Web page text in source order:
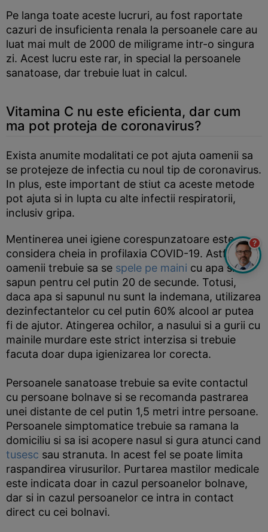
Pe langa toate aceste lucruri, au fost raportate
cazuri de insuficienta renala la persoanele care au
luat mai mult de 2000 de miligrame intr-o singura
zi. Acest lucru este rar, in special la persoanele
sanatoase, dar trebuie luat in calcul.
Vitamina C nu este eficienta, dar cum
ma pot proteja de coronavirus?
Exista anumite modalitati ce pot ajuta oamenii sa
se protejeze de infectia cu noul tip de coronavirus.
In plus, este important de stiut ca aceste metode
pot ajuta si in lupta cu alte infectii respiratorii,
inclusiv gripa.
Mentinerea unei igiene corespunzatoare este
considera cheia in profilaxia COVID-19. Astfel,
oamenii trebuie sa se spele pe maini cu apa si
sapun pentru cel putin 20 de secunde. Totusi,
daca apa si sapunul nu sunt la indemana, utilizarea
dezinfectantelor cu cel putin 60% alcool ar putea
fi de ajutor. Atingerea ochilor, a nasului si a gurii cu
mainile murdare este strict interzisa si trebuie
facuta doar dupa igienizarea lor corecta.
Persoanele sanatoase trebuie sa evite contactul
cu persoane bolnave si se recomanda pastrarea
unei distante de cel putin 1,5 metri intre persoane.
Persoanele simptomatice trebuie sa ramana la
domiciliu si sa isi acopere nasul si gura atunci cand
tusesc sau stranuta. In acest fel se poate limita
raspandirea virusurilor. Purtarea mastilor medicale
este indicata doar in cazul persoanelor bolnave,
dar si in cazul persoanelor ce intra in contact
direct cu cei bolnavi.
?